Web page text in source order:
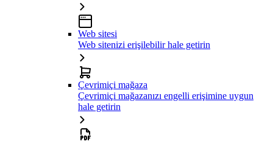
Web sitesi
Web sitenizi erişilebilir hale getirin
Çevrimiçi mağaza
Çevrimiçi mağazanızı engelli erişimine uygun
hale getirin